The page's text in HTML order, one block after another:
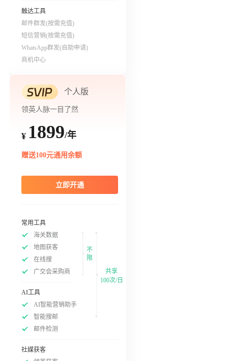
触达工具
邮件群发(按需充值)
短信营销(按需充值)
WhatsApp群发(自助申请)
商机中心
个人版
领英人脉一目了然
¥ 1899/年
赠送100元通用余额
立即开通
常用工具
海关数据
地图获客
在线搜
广交会采购商
不
限
AI工具
AI智能营销助手
智能搜邮
邮件检测
社媒获客
共享
100次/日